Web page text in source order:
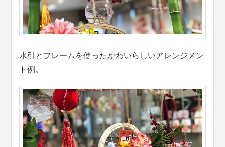
水引とフレームを使ったかわいらしいアレンジメン
ト例。